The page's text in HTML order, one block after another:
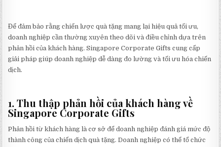
Để đảm bảo rằng chiến lược quà tặng mang lại hiệu quả tối ưu,
doanh nghiệp cần thường xuyên theo dõi và điều chỉnh dựa trên
phản hồi của khách hàng. Singapore Corporate Gifts cung cấp
giải pháp giúp doanh nghiệp dễ dàng đo lường và tối ưu hóa chiến
dịch.
1. Thu thập phản hồi của khách hàng về
Singapore Corporate Gifts
Phản hồi từ khách hàng là cơ sở để doanh nghiệp đánh giá mức độ
thành công của chiến dịch quà tặng. Doanh nghiệp có thể tổ chức